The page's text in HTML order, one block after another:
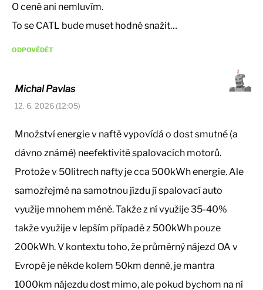
O ceně ani nemluvím.
To se CATL bude muset hodně snažit…
ODPOVĚDĚT
Michal Pavlas
12. 6. 2026 (12:05)
Množství energie v naftě vypovídá o dost smutné (a
dávno známé) neefektivitě spalovacích motorů.
Protože v 50litrech nafty je cca 500kWh energie. Ale
samozřejmě na samotnou jízdu jí spalovací auto
využije mnohem méně. Takže z ní využije 35-40%
takže využije v lepším případě z 500kWh pouze
200kWh. V kontextu toho, že průměrný nájezd OA v
Evropě je někde kolem 50km denně, je mantra
1000km nájezdu dost mimo, ale pokud bychom na ní